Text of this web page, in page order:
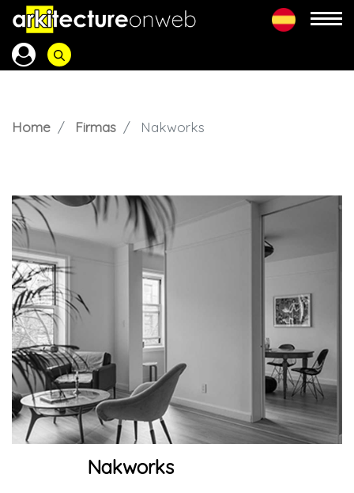
Home Firmas Nakworks
Nakworks